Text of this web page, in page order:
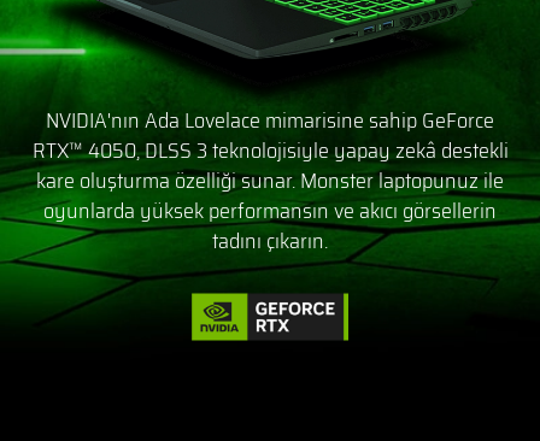
NVIDIA'nın Ada Lovelace mimarisine sahip GeForce
RTX™ 4050, DLSS 3 teknolojisiyle yapay zekâ destekli
kare oluşturma özelliği sunar. Monster laptopunuz ile
oyunlarda yüksek performansın ve akıcı görsellerin
tadını çıkarın.